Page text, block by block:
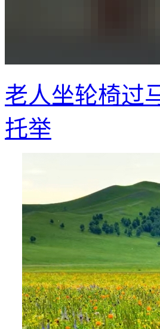
老人坐轮椅过
托举